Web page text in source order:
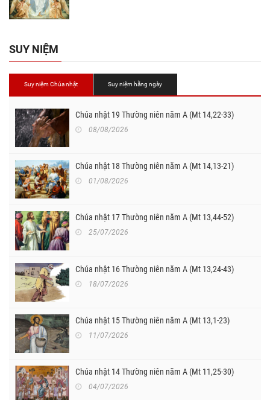
SUY NIỆM
Suy niệm Chúa nhật Suy niệm hằng ngày
Chúa nhật 19 Thường niên năm A (Mt 14,22-33)
08/08/2026
Chúa nhật 18 Thường niên năm A (Mt 14,13-21)
01/08/2026
Chúa nhật 17 Thường niên năm A (Mt 13,44-52)
25/07/2026
Chúa nhật 16 Thường niên năm A (Mt 13,24-43)
18/07/2026
Chúa nhật 15 Thường niên năm A (Mt 13,1-23)
11/07/2026
Chúa nhật 14 Thường niên năm A (Mt 11,25-30)
04/07/2026